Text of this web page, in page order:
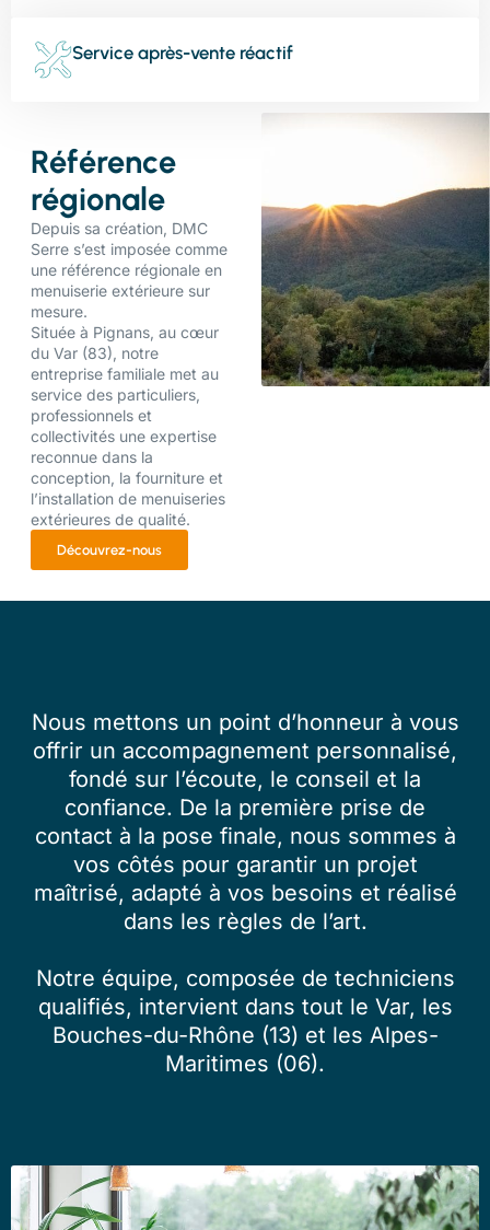
Service après-vente réactif
Référence
régionale
Depuis sa création, DMC
Serre s’est imposée comme
une référence régionale en
menuiserie extérieure sur
mesure.
Située à Pignans, au cœur
du Var (83), notre
entreprise familiale met au
service des particuliers,
professionnels et
collectivités une expertise
reconnue dans la
conception, la fourniture et
l’installation de menuiseries
extérieures de qualité.
Découvrez-nous
Nous mettons un point d’honneur à vous
offrir un accompagnement personnalisé,
fondé sur l’écoute, le conseil et la
confiance. De la première prise de
contact à la pose finale, nous sommes à
vos côtés pour garantir un projet
maîtrisé, adapté à vos besoins et réalisé
dans les règles de l’art.
Notre équipe, composée de techniciens
qualifiés, intervient dans tout le Var, les
Bouches-du-Rhône (13) et les Alpes-
Maritimes (06).